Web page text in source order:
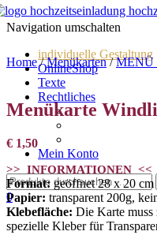
Navigation umschalten
individuelle Gestaltung
OnlineShop
Texte
Rechtliches
Impressum
Mein Konto
0
Home/Menükarten/MENÜ
Menükarte
€ 1,50
>> INFORMATIONEN <<
Format: geöffnet 28 x 20
Papier: transparent 200g,
Klebefläche: Die Karte muss
spezielle Kleber für